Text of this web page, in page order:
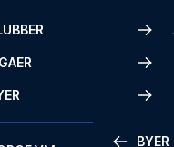
BYER